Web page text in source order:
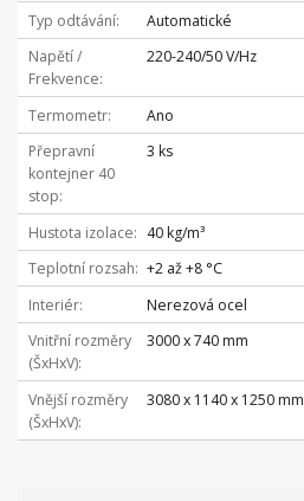
Typ odtávání
Automatické
Napětí /
Frekvence
220-240/50 V/Hz
Termometr
Ano
Přepravní
kontejner 40
stop
3 ks
Hustota izolace
40 kg/m³
Teplotní rozsah
+2 až +8 °C
Interiér
Nerezová ocel
Vnitřní rozměry
(ŠxHxV)
3000 x 740 mm
Vnější rozměry
(ŠxHxV)
3080 x 1140 x 1250 mm